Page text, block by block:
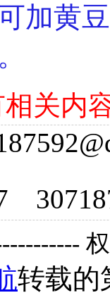
黄豆
关内
转载的